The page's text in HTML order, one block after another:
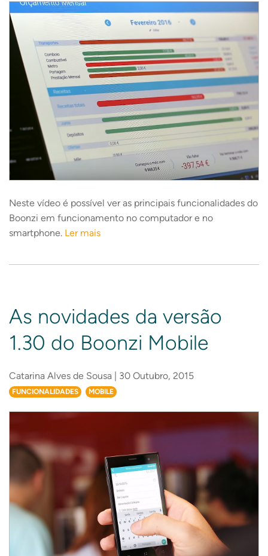
Neste vídeo é possível ver as principais funcionalidades do
Boonzi em funcionamento no computador e no
smartphone. Ler mais
As novidades da versão
1.30 do Boonzi Mobile
Catarina Alves de Sousa | 30 Outubro, 2015
FUNCIONALIDADES MOBILE